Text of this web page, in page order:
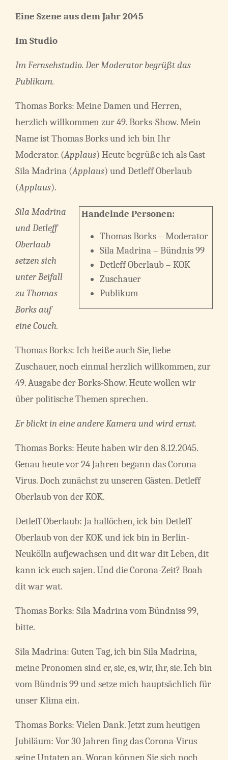
Eine Szene aus dem Jahr 2045
Im Studio
Im Fernsehstudio. Der Moderator begrüßt das
Publikum.
Thomas Borks: Meine Damen und Herren,
herzlich willkommen zur 49. Borks-Show. Mein
Name ist Thomas Borks und ich bin Ihr
Moderator. (Applaus) Heute begrüße ich als Gast
Sila Madrina (Applaus) und Detleff Oberlaub
(Applaus).
Handelnde Personen:
Thomas Borks – Moderator
Sila Madrina – Bündnis 99
Detleff Oberlaub – KOK
Zuschauer
Publikum
Sila Madrina
und Detleff
Oberlaub
setzen sich
unter Beifall
zu Thomas
Borks auf
eine Couch.
Thomas Borks: Ich heiße auch Sie, liebe
Zuschauer, noch einmal herzlich willkommen, zur
49. Ausgabe der Borks-Show. Heute wollen wir
über politische Themen sprechen.
Er blickt in eine andere Kamera und wird ernst.
Thomas Borks: Heute haben wir den 8.12.2045.
Genau heute vor 24 Jahren begann das Corona-
Virus. Doch zunächst zu unseren Gästen. Detleff
Oberlaub von der KOK.
Detleff Oberlaub: Ja hallöchen, ick bin Detleff
Oberlaub von der KOK und ick bin in Berlin-
Neukölln aufjewachsen und dit war dit Leben, dit
kann ick euch sajen. Und die Corona-Zeit? Boah
dit war wat.
Thomas Borks: Sila Madrina vom Bündniss 99,
bitte.
Sila Madrina: Guten Tag, ich bin Sila Madrina,
meine Pronomen sind er, sie, es, wir, ihr, sie. Ich bin
vom Bündnis 99 und setze mich hauptsächlich für
unser Klima ein.
Thomas Borks: Vielen Dank. Jetzt zum heutigen
Jubiläum: Vor 30 Jahren fing das Corona-Virus
seine Untaten an. Woran können Sie sich noch